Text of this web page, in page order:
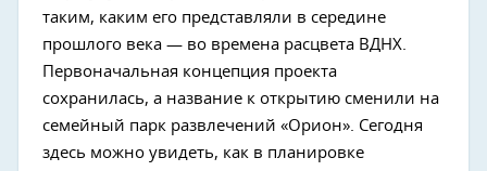
таким, каким его представляли в середине
прошлого века — во времена расцвета ВДНХ.
Первоначальная концепция проекта
сохранилась, а название к открытию сменили на
семейный парк развлечений «Орион». Сегодня
здесь можно увидеть, как в планировке